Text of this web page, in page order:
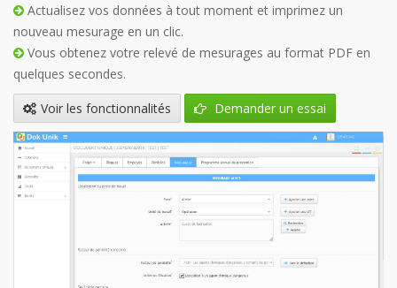
Actualisez vos données à tout moment et imprimez un
nouveau mesurage en un clic.
Vous obtenez votre relevé de mesurages au format PDF en
quelques secondes.
Voir les fonctionnalités Demander un essai